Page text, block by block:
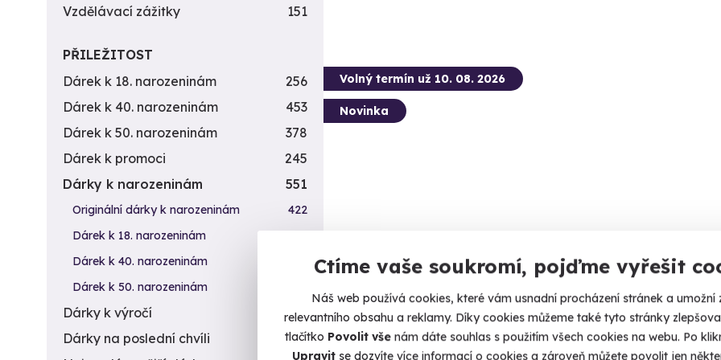
Ctíme vaše soukromí, pojďme vyřešit
Náš web používá cookies, které vám usnadní procházení stránek a umožní
relevantního obsahu a reklamy. Díky cookies můžeme také tyto stránky
tlačítko Povolit vše nám dáte souhlas s použitím všech cookies na webu. Po
Upravitse dozvíte více informací o cookies a zároveň můžete povolit jen
Volný termín už 10. 08. 2026
Novinka
Adrenalin do každé rodiny
Praha (Pondělí - Pátek)
790 Kč
Zažijte
(+
Vzdělávací zážitky
151
PŘILEŽITOST
Dárek k 18. narozeninám
256
Dárek k 40. narozeninám
453
Dárek k 50. narozeninám
378
Dárek k promoci
245
Dárky k narozeninám
551
Originální dárky k narozeninám
422
Dárek k 18. narozeninám
256
Dárek k 40. narozeninám
Dárek k 50. narozeninám
Dárky k výročí
294
Dárky na poslední chvíli
450